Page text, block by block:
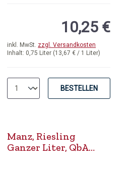
Inhalt: 0,75 Liter (13,67 € / 1 Liter)
inkl. MwSt. zzgl. Versandkosten
10,25 €
BESTELLEN
Manz, Riesling
Ganzer Liter, QbA